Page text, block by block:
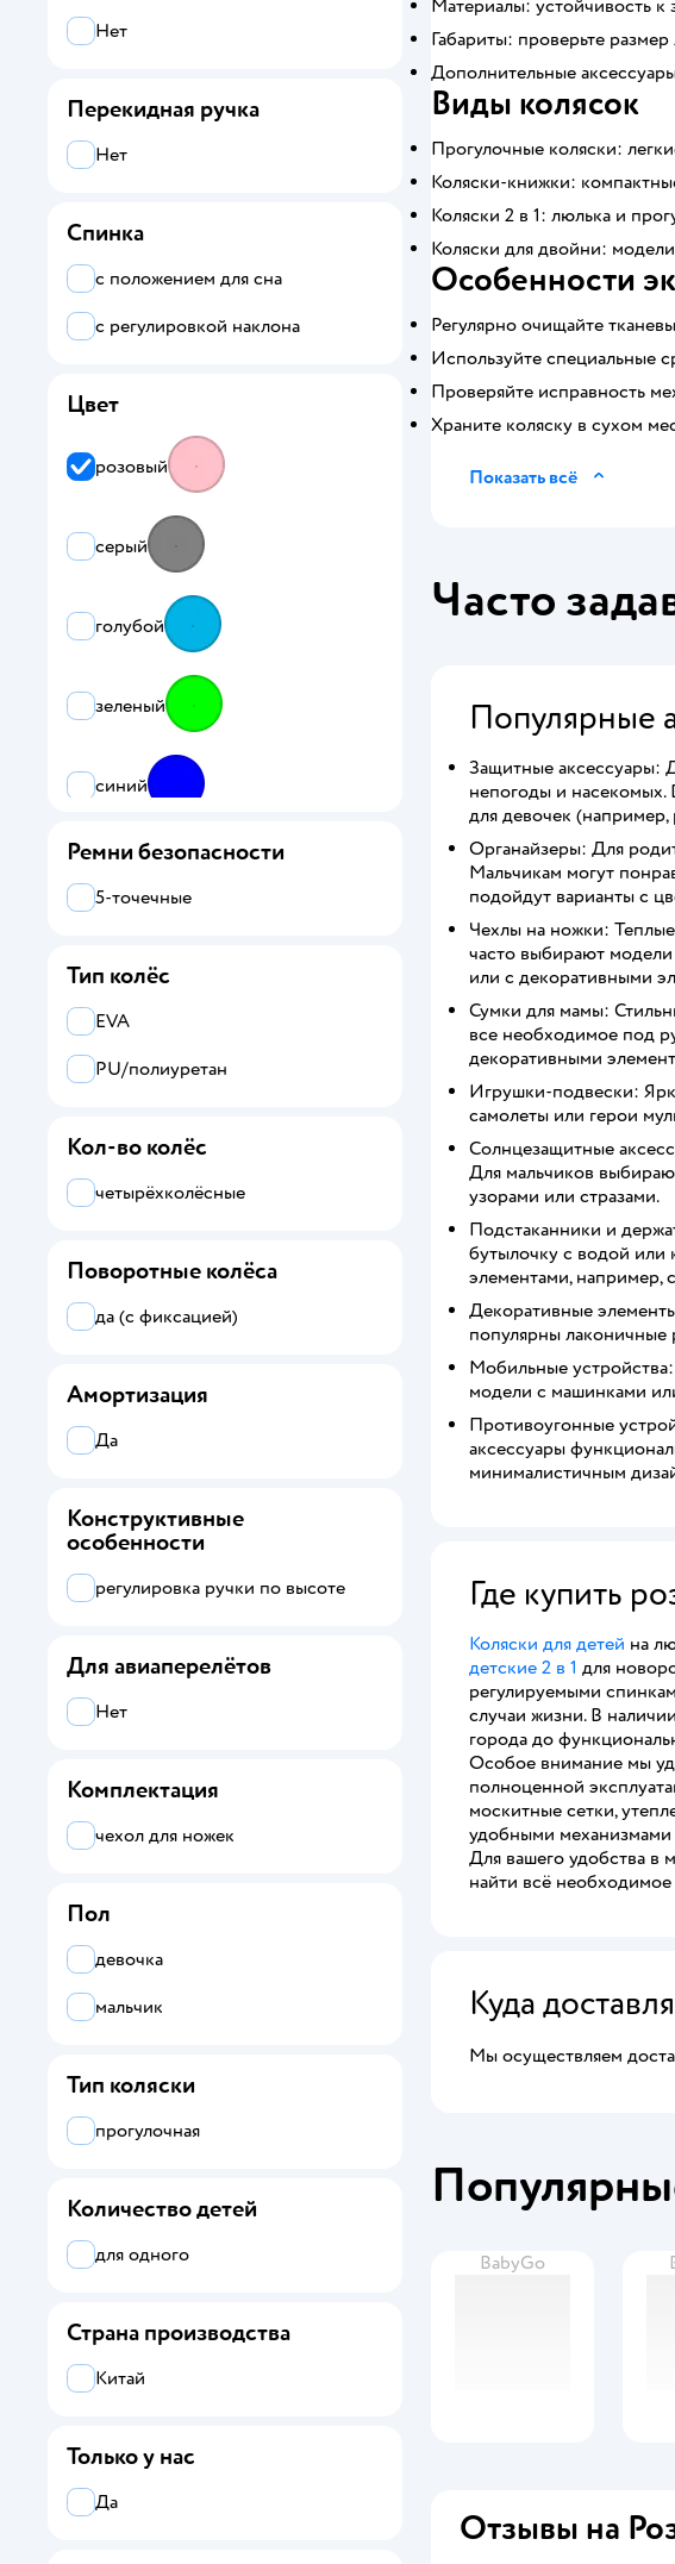
Материалы: устойчивость к
Габариты: проверьте
Дополнительные
Виды колясок
Прогулочные коляски:
Коляски-книжки:
Коляски 2 в 1: люлька и
Коляски для двойни:
Особенности
Регулярно очищайте
Используйте специальные
Проверяйте исправность
Храните коляску в сухом
Показать всё
Часто
Популярные
Защитные аксессуары:
непогоды и насекомых.
для девочек
Органайзеры: Для
Мальчикам могут
подойдут варианты с
Чехлы на ножки:
часто выбирают
или с декоративными
Сумки для мамы:
все необходимое под
декоративными
Игрушки-подвески:
самолеты или герои
Солнцезащитные
Для мальчиков
узорами или стразами.
Подстаканники и
бутылочку с водой или
элементами, например,
Декоративные
популярны лаконичные
Мобильные
модели с машинками
Противоугонные
аксессуары
минималистичным
Где купить
Коляски для детей на
детские 2 в 1 для
регулируемыми
случаи жизни. В
города до
Особое внимание мы
полноценной
москитные сетки,
удобными механизмами
Для вашего удобства в
найти всё
Куда
Мы осуществляем
BabyGo
Отзывы на
Нет
Перекидная ручка
Нет
Спинка
с положением для сна
с регулировкой наклона
Цвет
розовый
серый
голубой
зеленый
синий
красный
черный
Ремни безопасности
5-точечные
Тип колёс
EVA
PU/полиуретан
Кол-во колёс
четырёхколёсные
Поворотные колёса
да (с фиксацией)
Амортизация
Да
Конструктивные
особенности
регулировка ручки по высоте
Для авиаперелётов
Нет
Комплектация
чехол для ножек
Пол
девочка
мальчик
Тип коляски
прогулочная
Количество детей
для одного
Страна производства
Китай
Только у нас
Да